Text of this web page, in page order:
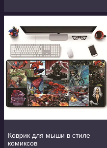
Коврик для мыши в стиле
комиксов